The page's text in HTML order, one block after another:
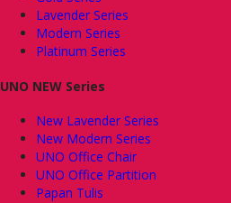
Lavender Series
Modern Series
Platinum Series
UNO NEW Series
New Lavender Series
New Modern Series
UNO Office Chair
UNO Office Partition
Papan Tulis